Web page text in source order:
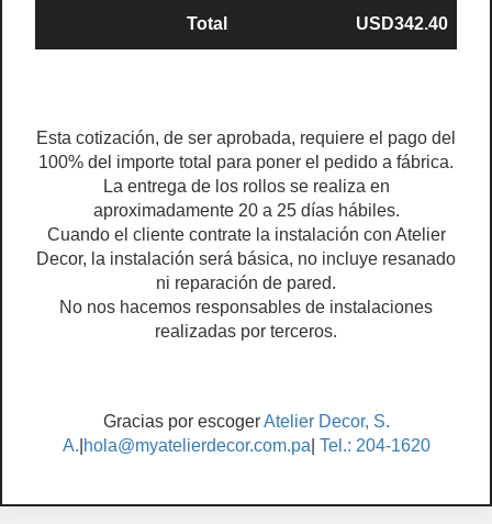
Total USD342.40
Esta cotización, de ser aprobada, requiere el pago del
100% del importe total para poner el pedido a fábrica.
La entrega de los rollos se realiza en
aproximadamente 20 a 25 días hábiles.
Cuando el cliente contrate la instalación con Atelier
Decor, la instalación será básica, no incluye resanado
ni reparación de pared.
No nos hacemos responsables de instalaciones
realizadas por terceros.
Gracias por escogerAtelier Decor, S.
A. hola@myatelierdecor.com.pa Tel.: 204-1620